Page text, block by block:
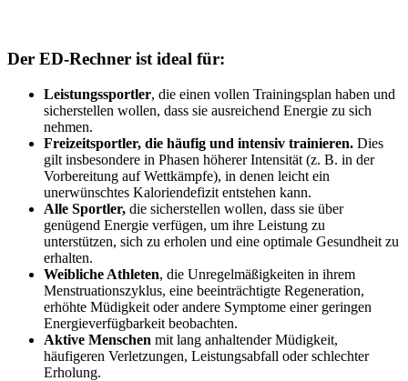
Der ED-Rechner ist ideal für:
Leistungssportler, die einen vollen Trainingsplan haben und
sicherstellen wollen, dass sie ausreichend Energie zu sich
nehmen.
Freizeitsportler, die häufig und intensiv trainieren. Dies
gilt insbesondere in Phasen höherer Intensität (z. B. in der
Vorbereitung auf Wettkämpfe), in denen leicht ein
unerwünschtes Kaloriendefizit entstehen kann.
Alle Sportler, die sicherstellen wollen, dass sie über
genügend Energie verfügen, um ihre Leistung zu
unterstützen, sich zu erholen und eine optimale Gesundheit zu
erhalten.
Weibliche Athleten, die Unregelmäßigkeiten in ihrem
Menstruationszyklus, eine beeinträchtigte Regeneration,
erhöhte Müdigkeit oder andere Symptome einer geringen
Energieverfügbarkeit beobachten.
Aktive Menschen mit lang anhaltender Müdigkeit,
häufigeren Verletzungen, Leistungsabfall oder schlechter
Erholung.